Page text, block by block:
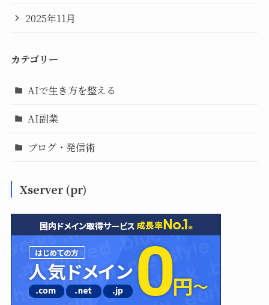
2025年11月
カテゴリー
AIで生き方を整える
AI副業
ブログ・発信術
Xserver (pr)